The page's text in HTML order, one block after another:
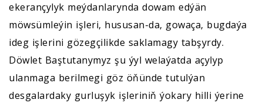
ekerançylyk meýdanlarynda dowam edýän
möwsümleýin işleri, hususan-da, gowaça, bugdaýa
ideg işlerini gözegçilikde saklamagy tabşyrdy.
Döwlet Baştutanymyz şu ýyl welaýatda açylyp
ulanmaga berilmegi göz öňünde tutulýan
desgalardaky gurluşyk işleriniň ýokary hilli ýerine